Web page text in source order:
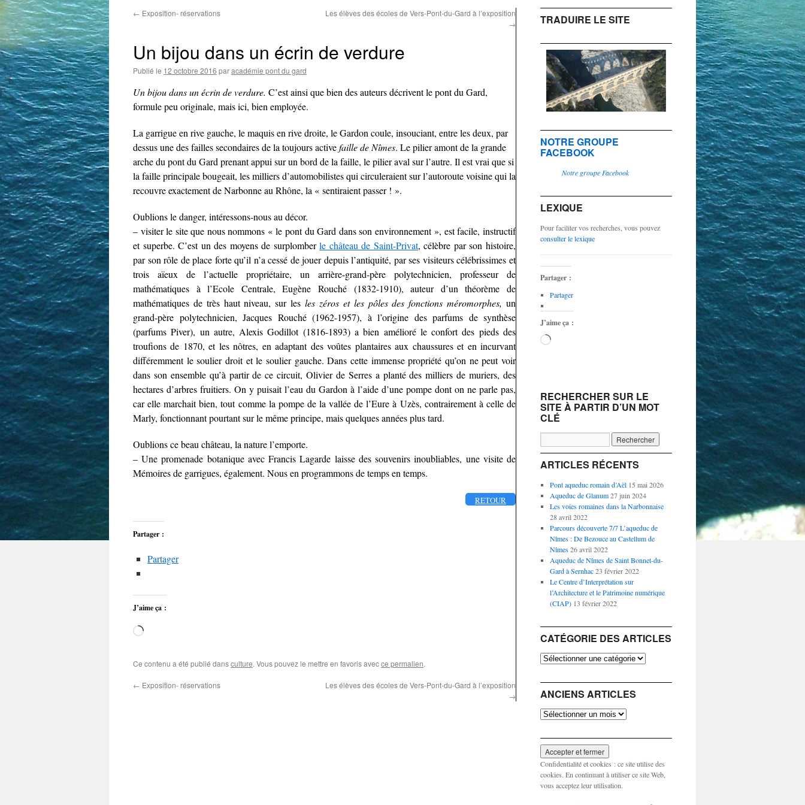
← Exposition- réservations
Les élèves des écoles de Vers-Pont-du-Gard à l’exposition
→
Un bijou dans un écrin de verdure
Publié le 12 octobre 2016 paracadémie pont du gard
Un bijou dans un écrin de verdure. C’est ainsi que bien des auteurs décrivent le pont du Gard,
formule peu originale, mais ici, bien employée.
La garrigue en rive gauche, le maquis en rive droite, le Gardon coule, insouciant, entre les deux, par
dessus une des failles secondaires de la toujours activefaille de Nîmes. Le pilier amont de la grande
arche du pont du Gard prenant appui sur un bord de la faille, le pilier aval sur l’autre. Il est vrai que si
la faille principale bougeait, les milliers d’automobilistes qui circuleraient sur l’autoroute voisine qui la
recouvre exactement de Narbonne au Rhône, la « sentiraient passer ! ».
Oublions le danger, intéressons-nous au décor.
– visiter le site que nous nommons « le pont du Gard dans son environnement », est facile, instructif
et superbe. C’est un des moyens de surplomberle château de Saint-Privat, célèbre par son histoire,
par son rôle de place forte qu’il n’a cessé de jouer depuis l’antiquité, par ses visiteurs célébrissimes et
trois aïeux de l’actuelle propriétaire, un arrière-grand-père polytechnicien, professeur de
mathématiques à l’Ecole Centrale, Eugène Rouché (1832-1910), auteur d’un théorème de
mathématiques de très haut niveau, sur lesles zéros et les pôles des fonctions méromorphes,un
grand-père polytechnicien, Jacques Rouché (1962-1957), à l’origine des parfums de synthèse
(parfums Piver), un autre, Alexis Godillot (1816-1893) a bien amélioré le confort des pieds des
troufions de 1870, et les nôtres, en adaptant des voûtes plantaires aux chaussures et en incurvant
différemment le soulier droit et le soulier gauche. Dans cette immense propriété qu’on ne peut voir
dans son ensemble qu’à partir de ce circuit, Olivier de Serres a planté des milliers de muriers, des
hectares d’arbres fruitiers. On y puisait l’eau du Gardon à l’aide d’une pompe dont on ne parle pas,
car elle marchait bien, tout comme la pompe de la vallée de l’Eure à Uzès, contrairement à celle de
Marly, fonctionnant pourtant sur le même principe, mais quelques années plus tard.
Oublions ce beau château, la nature l’emporte.
– Une promenade botanique avec Francis Lagarde laisse des souvenirs inoubliables, une visite de
Mémoires de garrigues, également. Nous en programmons de temps en temps.
RETOUR
Partager :
Partager
J’aime ça :
Chargement…
Ce contenu a été publié dansculture. Vous pouvez le mettre en favoris avecce permalien.
← Exposition- réservations
Les élèves des écoles de Vers-Pont-du-Gard à l’exposition
→
TRADUIRE LE SITE
NOTRE GROUPE
FACEBOOK
Notre groupe Facebook
LEXIQUE
Pour faciliter vos recherches, vous pouvez
consulter le lexique
Partager :
Partager
J’aime ça :
Chargement…
RECHERCHER SUR LE
SITE À PARTIR D’UN MOT
CLÉ
ARTICLES RÉCENTS
Pont aqueduc romain d’Aël 15 mai 2026
Aqueduc de Glanum 27 juin 2024
Les voies romaines dans la Narbonnaise
28 avril 2022
Parcours découverte 7/7 L’aqueduc de
Nîmes : De Bezouce au Castellum de
Nîmes 26 avril 2022
Aqueduc de Nîmes de Saint Bonnet-du-
Gard à Sernhac 23 février 2022
Le Centre d’Interprétation sur
l’Architecture et le Patrimoine numérique
(CIAP) 13 février 2022
CATÉGORIE DES ARTICLES
Catégorie
ANCIENS ARTICLES
Anciens
Confidentialité et cookies : ce site utilise des
cookies. En continuant à utiliser ce site Web,
vous acceptez leur utilisation.